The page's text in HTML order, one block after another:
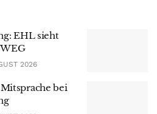
EHL sieht
2026
bei